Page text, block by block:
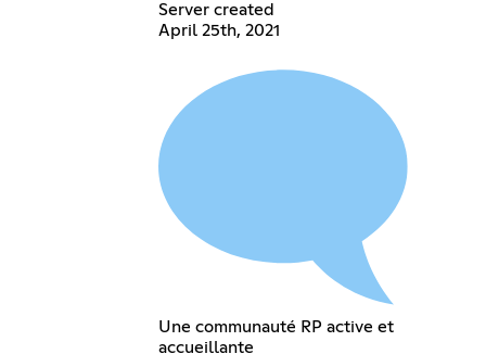
Server created
April 25th, 2021
Une communauté RP active et
accueillante